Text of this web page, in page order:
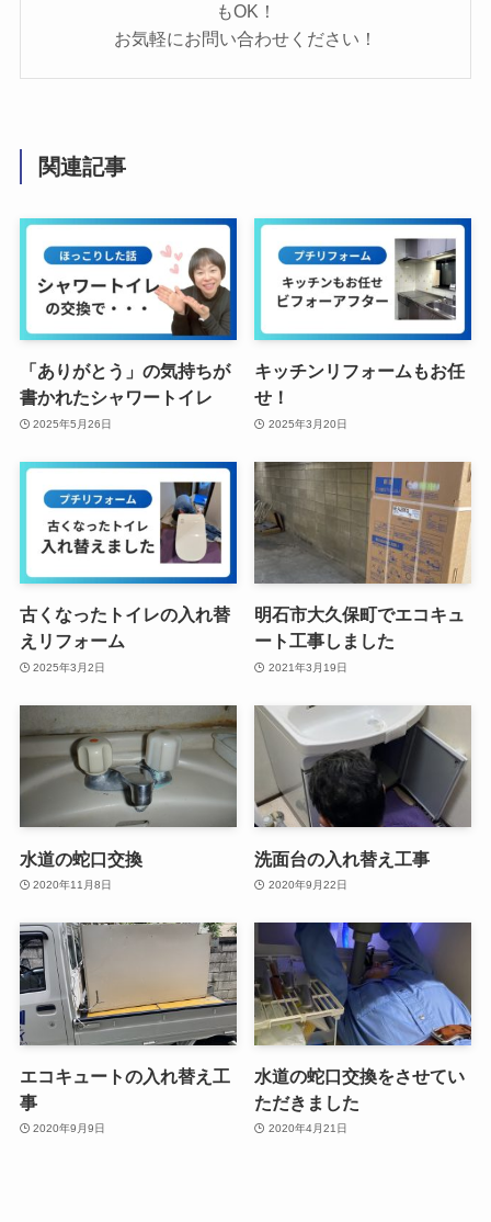
もOK！
お気軽にお問い合わせください！
関連記事
「ありがとう」の気持ちが
書かれたシャワートイレ
2025年5月26日
キッチンリフォームもお任
せ！
2025年3月20日
古くなったトイレの入れ替
えリフォーム
2025年3月2日
明石市大久保町でエコキュ
ート工事しました
2021年3月19日
水道の蛇口交換
2020年11月8日
洗面台の入れ替え工事
2020年9月22日
エコキュートの入れ替え工
事
2020年9月9日
水道の蛇口交換をさせてい
ただきました
2020年4月21日